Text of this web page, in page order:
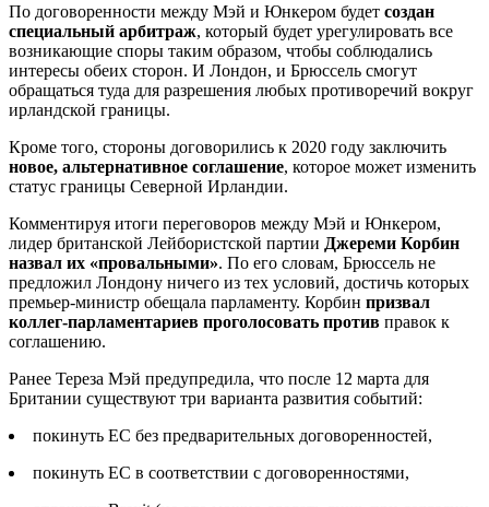
По договоренности между Мэй и Юнкером будет создан
специальный арбитраж, который будет урегулировать все
возникающие споры таким образом, чтобы соблюдались
интересы обеих сторон. И Лондон, и Брюссель смогут
обращаться туда для разрешения любых противоречий вокруг
ирландской границы.
Кроме того, стороны договорились к 2020 году заключить
новое, альтернативное соглашение, которое может изменить
статус границы Северной Ирландии.
Комментируя итоги переговоров между Мэй и Юнкером,
лидер британской Лейбористской партии Джереми Корбин
назвал их «провальными». По его словам, Брюссель не
предложил Лондону ничего из тех условий, достичь которых
премьер-министр обещала парламенту. Корбин призвал
коллег-парламентариев проголосовать против правок к
соглашению.
Ранее Тереза Мэй предупредила, что после 12 марта для
Британии существуют три варианта развития событий:
покинуть ЕС без предварительных договоренностей,
покинуть ЕС в соответствии с договоренностями,